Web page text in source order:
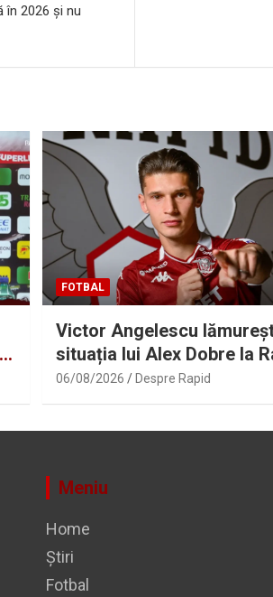
în 2026 și nu
FOTBAL
Victor Angelescu
situația lui Alex Dobre la
06/08/2026 Despre Rapid
Meniu
Home
Știri
Fotbal